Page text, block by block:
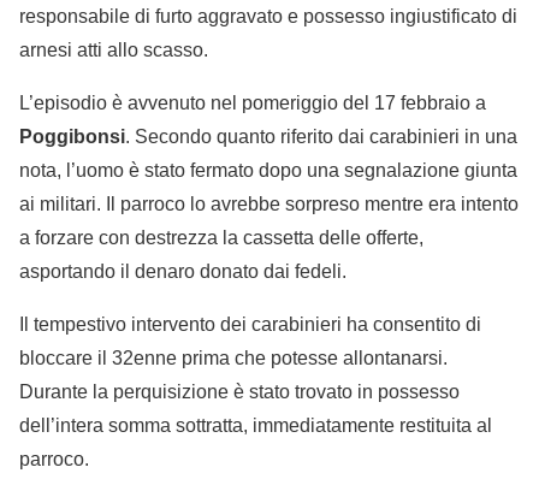
responsabile di furto aggravato e possesso ingiustificato di
arnesi atti allo scasso.
L’episodio è avvenuto nel pomeriggio del 17 febbraio a
Poggibonsi. Secondo quanto riferito dai carabinieri in una
nota, l’uomo è stato fermato dopo una segnalazione giunta
ai militari. Il parroco lo avrebbe sorpreso mentre era intento
a forzare con destrezza la cassetta delle offerte,
asportando il denaro donato dai fedeli.
Il tempestivo intervento dei carabinieri ha consentito di
bloccare il 32enne prima che potesse allontanarsi.
Durante la perquisizione è stato trovato in possesso
dell’intera somma sottratta, immediatamente restituita al
parroco.